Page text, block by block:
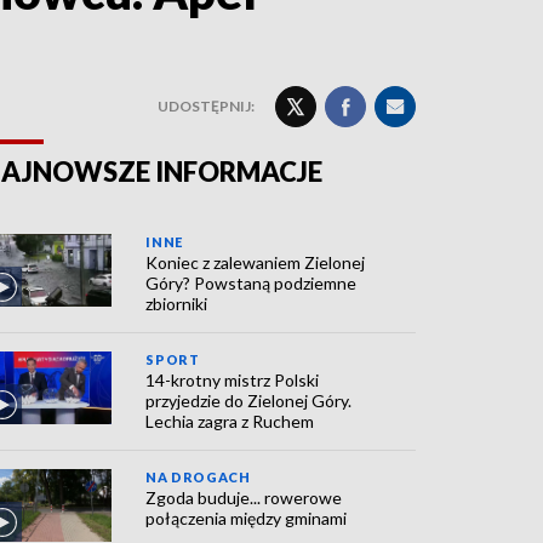
UDOSTĘPNIJ:
INFORMACJE
INNE
Koniec z zalewaniem Zielonej
Góry? Powstaną podziemne
zbiorniki
SPORT
14-krotny mistrz Polski
przyjedzie do Zielonej Góry.
Lechia zagra z Ruchem
NA DROGACH
Zgoda buduje... rowerowe
połączenia między gminami